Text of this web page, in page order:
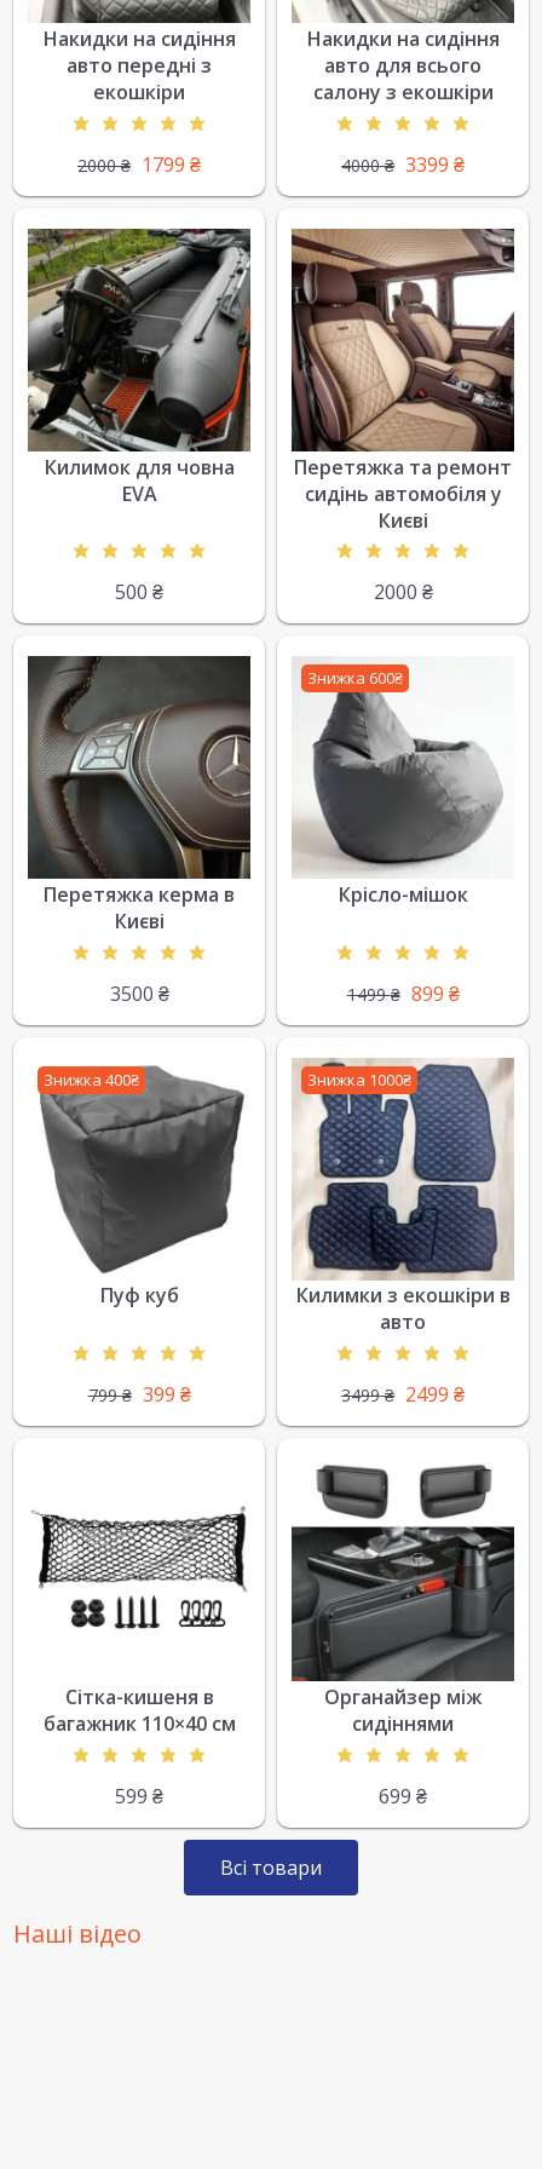
Накидки на сидіння
авто передні з
екошкіри
2000₴ 1799 ₴
Накидки на сидіння
авто для всього
салону з екошкіри
4000₴ 3399 ₴
Килимок для човна
EVA
500 ₴
Перетяжка та ремонт
сидінь автомобіля у
Києві
2000 ₴
Перетяжка керма в
Києві
3500 ₴
Знижка 600₴
Крісло-мішок
1499₴ 899 ₴
Знижка 400₴
Пуф куб
799₴ 399 ₴
Знижка 1000₴
Килимки з екошкіри в
авто
3499₴ 2499 ₴
Сітка-кишеня в
багажник 110×40 см
599 ₴
Органайзер між
сидіннями
699 ₴
Всі товари
Наші відео